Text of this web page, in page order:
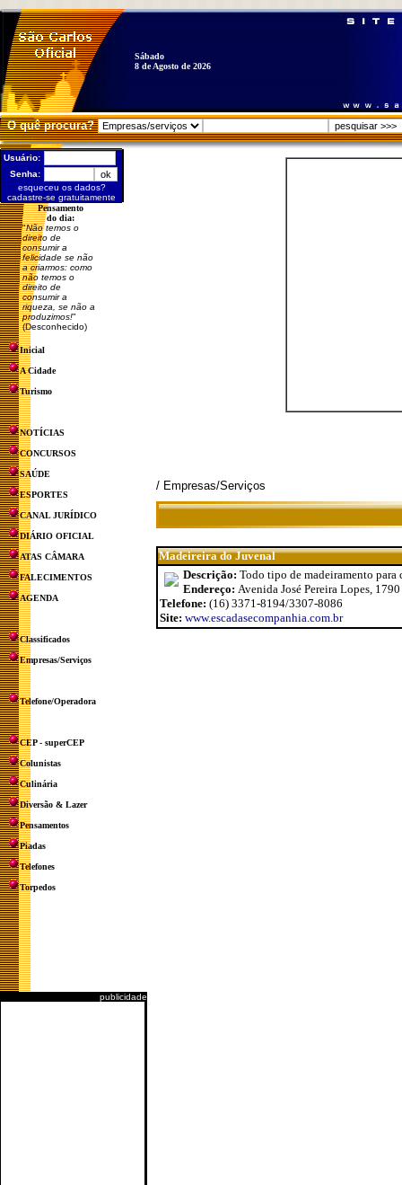
Sábado
8 de Agosto de 2026
O quê procura?
Usuário:
Senha:
esqueceu os dados?
cadastre-se gratuitamente
Pensamento
do dia:
"Não temos o
direito de
consumir a
felicidade se não
a criarmos: como
não temos o
direito de
consumir a
riqueza, se não a
produzimos!"
(Desconhecido)
Inicial
A Cidade
Turismo
NOTÍCIAS
CONCURSOS
SAÚDE
ESPORTES
CANAL JURÍDICO
DIÁRIO OFICIAL
ATAS CÂMARA
FALECIMENTOS
AGENDA
Classificados
Empresas/Serviços
Telefone/Operadora
CEP - superCEP
Colunistas
Culinária
Diversão & Lazer
Pensamentos
Piadas
Telefones
Torpedos
publicidade
/ Empresas/Serviços
Madeireira do Juvenal
Descrição: Todo tipo de madeiramento para
Endereço: Avenida José Pereira Lopes,
Telefone: (16) 3371-8194/3307-8086
Site: www.escadasecompanhia.com.br